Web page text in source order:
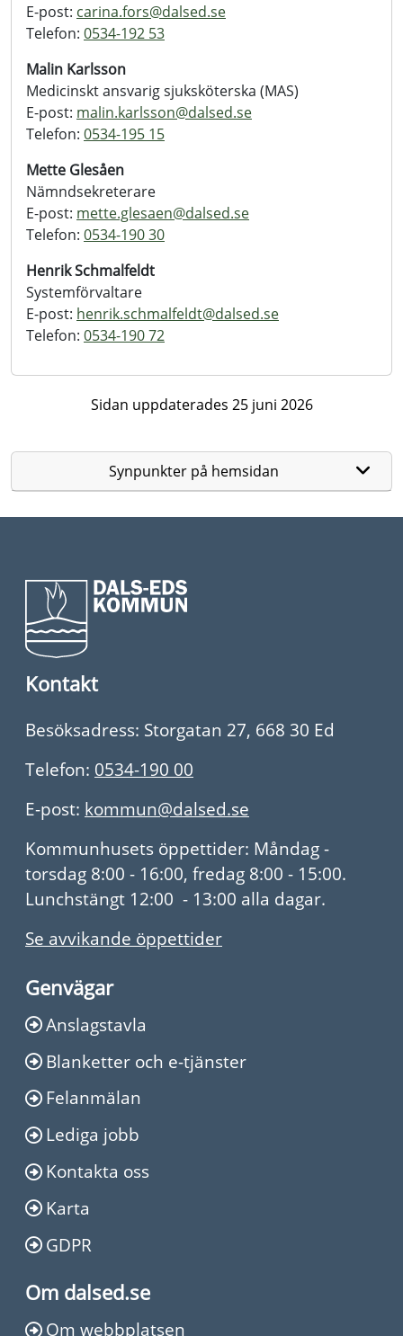
E-post: carina.fors@dalsed.se
Telefon: 0534-192 53
Malin Karlsson
Medicinskt ansvarig sjuksköterska (MAS)
E-post: malin.karlsson@dalsed.se
Telefon: 0534-195 15
Mette Glesåen
Nämndsekreterare
E-post: mette.glesaen@dalsed.se
Telefon: 0534-190 30
Henrik Schmalfeldt
Systemförvaltare
E-post: henrik.schmalfeldt@dalsed.se
Telefon: 0534-190 72
Sidan uppdaterades 25 juni 2026
Synpunkter på hemsidan
Kontakt
Besöksadress: Storgatan 27, 668 30 Ed
Telefon: 0534-190 00
E-post: kommun@dalsed.se
Kommunhusets öppettider: Måndag -
torsdag 8:00 - 16:00, fredag 8:00 - 15:00.
Lunchstängt 12:00 - 13:00 alla dagar.
Se avvikande öppettider
Genvägar
Anslagstavla
Blanketter och e-tjänster
Felanmälan
Lediga jobb
Kontakta oss
Karta
GDPR
Om dalsed.se
Om webbplatsen